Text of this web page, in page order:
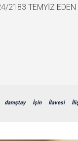
2183 TEMYİZ EDEN
danıştay İçin İlavesi